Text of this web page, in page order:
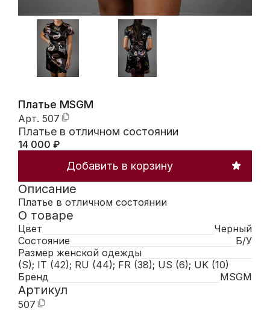
Платье MSGM
Арт. 507
Платье в отличном состоянии
14 000 ₽
Добавить в корзину
Описание
Платье в отличном состоянии
О товаре
Цвет
Черный
Состояние
Б/У
Размер женской одежды
(S); IT (42); RU (44); FR (38); US (6); UK (10)
Бренд
MSGM
Артикул
507